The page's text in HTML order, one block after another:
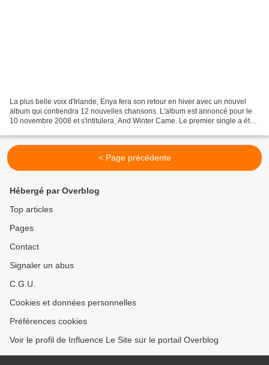
La plus belle voix d'Irlande, Enya fera son retour en hiver avec un nouvel
album qui contiendra 12 nouvelles chansons. L'album est annoncé pour le
10 novembre 2008 et s'intitulera, And Winter Came. Le premier single a été
< Page précédente
Hébergé par Overblog
Top articles
Pages
Contact
Signaler un abus
C.G.U.
Cookies et données personnelles
Préférences cookies
Voir le profil de Influence Le Site sur le portail Overblog